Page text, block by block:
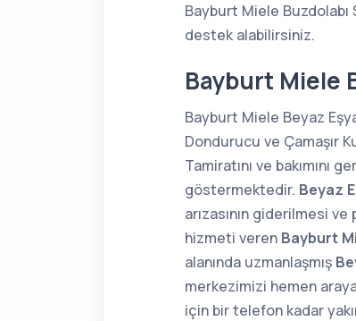
Bayburt Miele
destek alabilirsiniz.
Bayburt Miele
Bayburt Miele Beyaz
Dondurucu ve Çamaşır
Tamiratını ve
göstermektedir. Beyaz
arızasının giderilmesi
hizmeti veren Bayburt
alanında uzmanlaşmış
merkezimizi hemen
için bir telefon kadar